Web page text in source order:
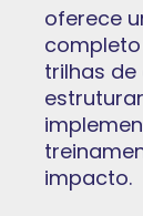
oferece
trilhas de
impacto.